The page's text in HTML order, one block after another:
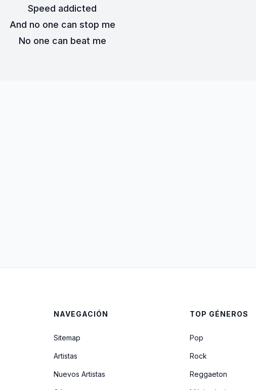
Speed addicted
And no one can stop me
No one can beat me
NAVEGACIÓN
Sitemap
Artistas
Nuevos Artistas
TOP GÉNEROS
Pop
Rock
Reggaeton